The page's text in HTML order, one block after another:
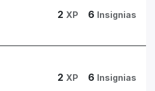
2 XP 6 Insignias
2 XP 6 Insignias